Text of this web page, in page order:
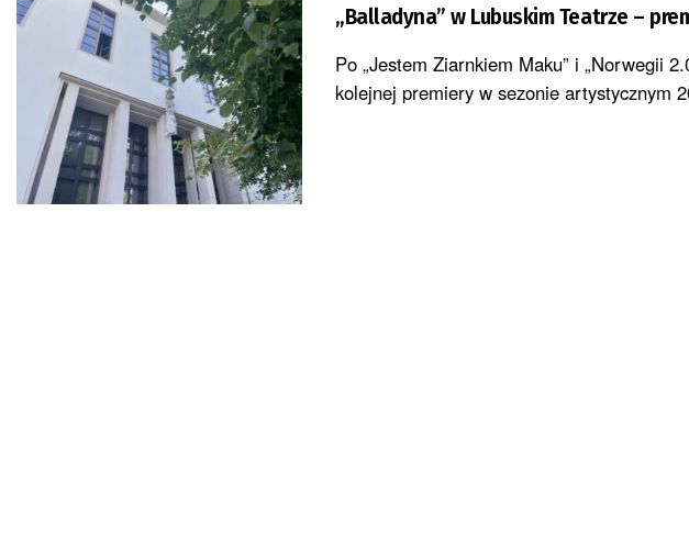
„Balladyna” w Lubuskim Teatrze –
Po „Jestem Ziarnkiem Maku” i „Norwegii
kolejnej premiery w sezonie artystycznym